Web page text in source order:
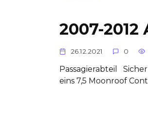
2007-
26.12.2021 0
Passagierabteil
eins 7,5 Moonroof